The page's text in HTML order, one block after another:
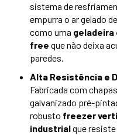
sistema de
empurra o ar gelado
como uma
free que não deixa
paredes.
Alta Resistência e
Fabricada com
galvanizado pré-
robusto freezer
industrialque